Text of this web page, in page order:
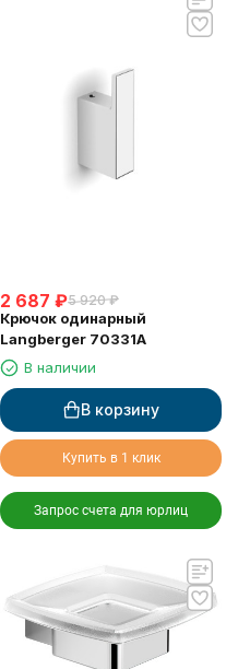
2 687 ₽5 920 ₽
Крючок одинарный
Langberger 70331A
В наличии
В корзину
Купить в 1 клик
Запрос счета для юрлиц